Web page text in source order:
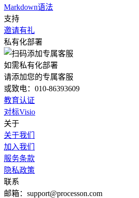
Markdown语法
支持
邀请有礼
私有化部署
如需私有化部署
请添加您的专属客服
或致电：010-86393609
教育认证
对标Visio
关于
关于我们
加入我们
服务条款
隐私政策
联系
邮箱：support@processon.com